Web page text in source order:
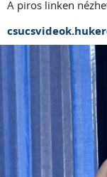
A piros linken